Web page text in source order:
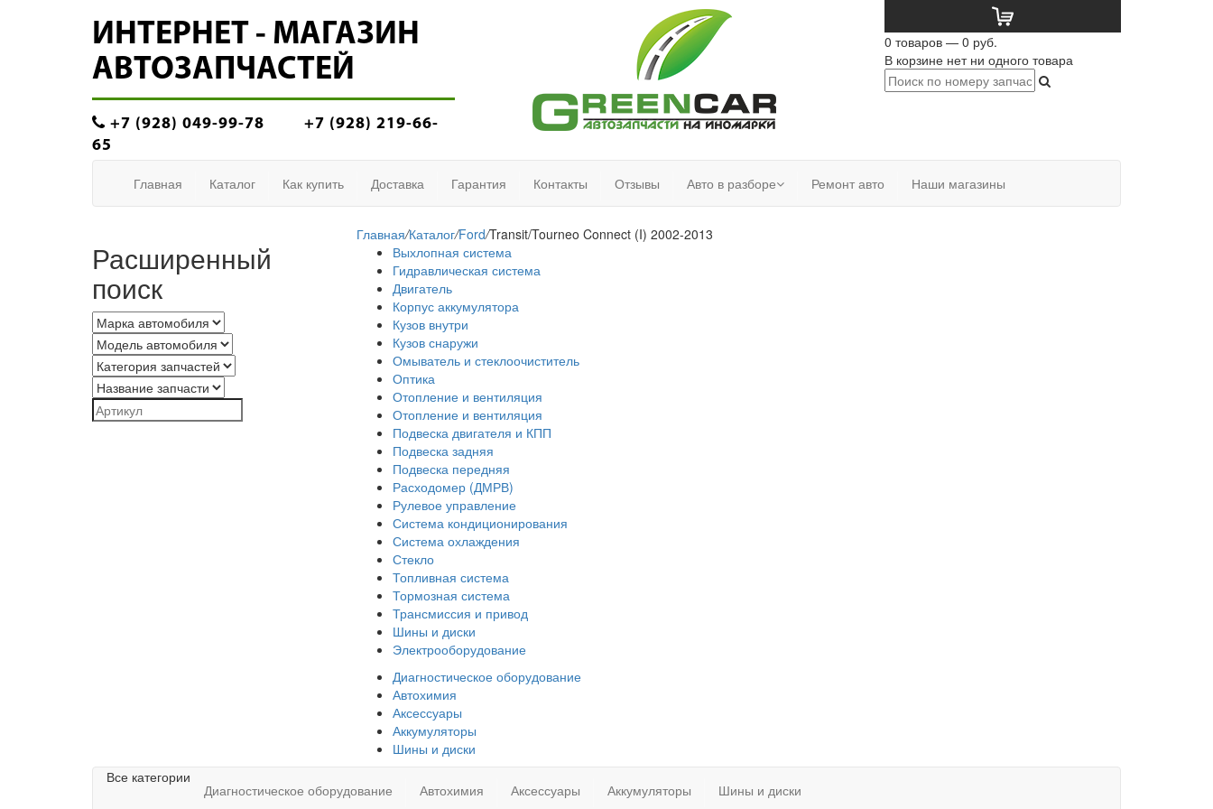
ИНТЕРНЕТ - МАГАЗИН
АВТОЗАПЧАСТЕЙ
+7 (928) 049-99-78
+7 (928) 219-66-
65
0 товаров — 0 руб.
В корзине нет ни одного товара
Главная Каталог Как купить Доставка Гарантия Контакты Отзывы Авто в разборе Ремонт авто Наши магазины
Расширенный
поиск
Главная/Каталог/Ford/Transit/Tourneo Connect (I) 2002-2013
Выхлопная система
Гидравлическая система
Двигатель
Корпус аккумулятора
Кузов внутри
Кузов снаружи
Омыватель и стеклоочиститель
Оптика
Отопление и вентиляция
Отопление и вентиляция
Подвеска двигателя и КПП
Подвеска задняя
Подвеска передняя
Расходомер (ДМРВ)
Рулевое управление
Система кондиционирования
Система охлаждения
Стекло
Топливная система
Тормозная система
Трансмиссия и привод
Шины и диски
Электрооборудование
Диагностическое оборудование
Автохимия
Аксессуары
Аккумуляторы
Шины и диски
Все категории
Диагностическое оборудование Автохимия Аксессуары Аккумуляторы Шины и диски